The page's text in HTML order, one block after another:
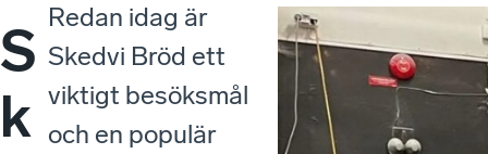
S
k
Redan idag är
Skedvi Bröd ett
viktigt besöksmål
och en populär